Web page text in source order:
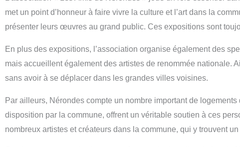
met un point d’honneur à faire vivre la culture et l’art dans la
présenter leurs œuvres au grand public. Ces expositions sont
En plus des expositions, l’association organise également des
mais accueillent également des artistes de renommée nationale.
sans avoir à se déplacer dans les grandes villes voisines.
Par ailleurs, Nérondes compte un nombre important de
disposition par la commune, offrent un véritable soutien à ces
nombreux artistes et créateurs dans la commune, qui y trouvent